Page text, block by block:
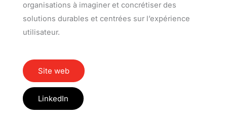
organisations à imaginer et concrétiser des
solutions durables et centrées sur l’expérience
utilisateur.
Site web
LinkedIn